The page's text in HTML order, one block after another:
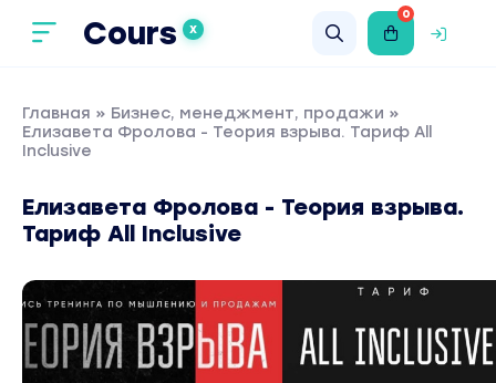
Cours X
0
Главная » Бизнес, менеджмент, продажи »
Елизавета Фролова - Теория взрыва. Тариф All
Inclusive
Елизавета Фролова - Теория взрыва.
Тариф All Inclusive